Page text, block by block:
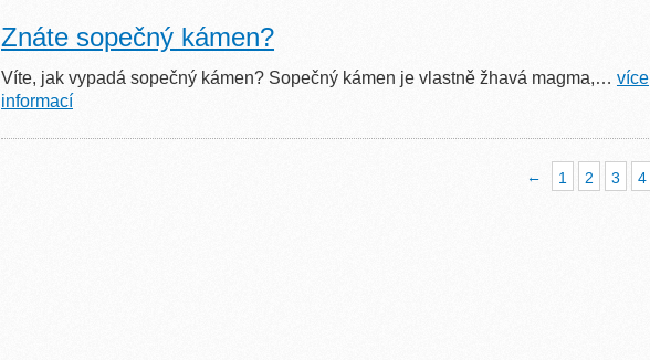
Znáte sopečný kámen?
Víte, jak vypadá sopečný kámen? Sopečný kámen je vlastně žhavá magma,… více
informací
← 1 2 3 4